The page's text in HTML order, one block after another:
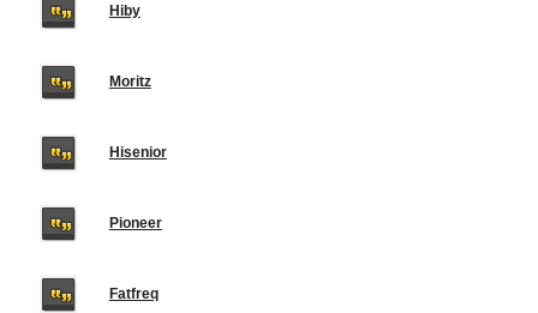
Hiby
Moritz
Hisenior
Pioneer
Fatfreq